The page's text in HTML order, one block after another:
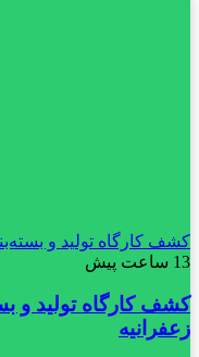
کشف کارگاه تولید و
13 ساعت پیش
کشف کارگاه تولید و
زعفرانیه